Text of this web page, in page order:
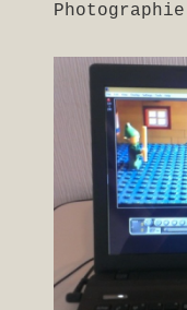
Photographie